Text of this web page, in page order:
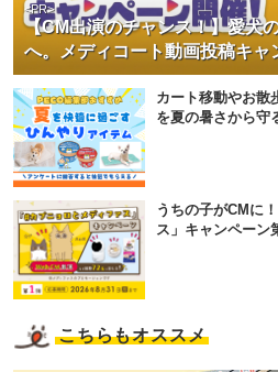
【CM出演のチャンス！】愛犬
へ。メディコート動画投稿キャ
<PR>
カート移動やお散
を夏の暑さから守
うちの子がCMに
ス」キャンペーン
こちらもオススメ